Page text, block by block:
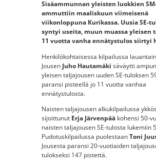
Sisäammunnan yleisten luokkien
ammuttiin maaliskuun viimeisenä
viikonloppuna Kurikassa. Uusia SE-
syntyi useita, muun muassa yleisen
11 vuotta vanha ennätystulos siirtyi
Henkilökohtaisessa kilpailussa
Jousen Juho Hautamäki säväytti
yleisen taljajousen uuden SE-tuloksen
paransi pisteellä jo 11 vuotta vanhaa
ennätystulosta.
Naisten taljajousen alkukilpailussa
sijoittunut Erja Järvenpääkohensi 50-
naisten taljajousen SE-tulosta lukemiin
Pudotuskilpailussa puolestaanToni
Jousesta paransi 20-vuotiaiden
tulokseksi 147 pistettä.